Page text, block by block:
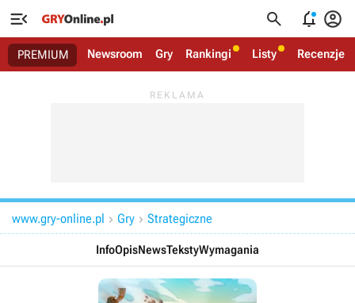
   
PREMIUM Newsroom Gry Rankingi Listy Recenzje
www.gry-online.pl  Gry  Strategiczne
InfoOpisNewsTekstyWymagania